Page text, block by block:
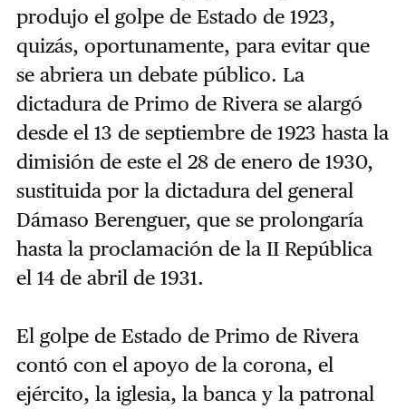
produjo el golpe de Estado de 1923,
quizás, oportunamente, para evitar que
se abriera un debate público. La
dictadura de Primo de Rivera se alargó
desde el 13 de septiembre de 1923 hasta la
dimisión de este el 28 de enero de 1930,
sustituida por la dictadura del general
Dámaso Berenguer, que se prolongaría
hasta la proclamación de la II República
el 14 de abril de 1931.
El golpe de Estado de Primo de Rivera
contó con el apoyo de la corona, el
ejército, la iglesia, la banca y la patronal